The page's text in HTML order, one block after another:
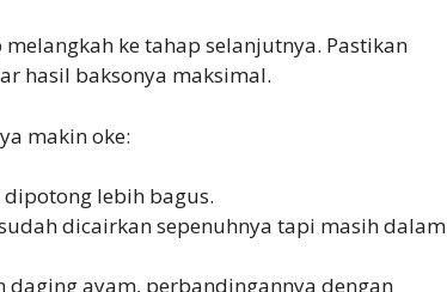
ke tahap selanjutnya. Pastikan
hasil baksonya maksimal.
makin oke:
lebih bagus.
dicairkan sepenuhnya tapi masih dalam
daging ayam, perbandingannya dengan